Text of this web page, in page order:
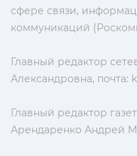
сфере связи,
коммуникаций
Главный редактор
Александровна, почта:
Главный редактор
Арендаренко Андрей